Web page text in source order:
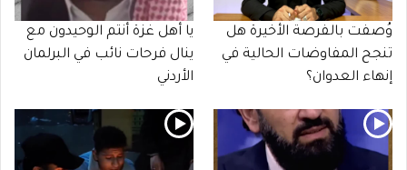
وُصفت بالفرصة الأخيرة هل
تنجح المفاوضات الحالية في
إنهاء العدوان؟
يا أهل غزة أنتم الوحيدون مع
ينال فرحات نائب في البرلمان
الأردني